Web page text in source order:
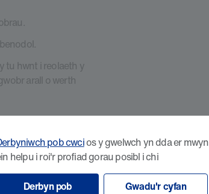
pob cwcios y gwelwch yn dda er mwyn
helpu i roi'r profiad gorau posibl i chi
Derbyn pob Gwadu'r cyfan
tu hwnt i reolaeth y
arall o werth
cyswllt a
e-bost, o fewn 14